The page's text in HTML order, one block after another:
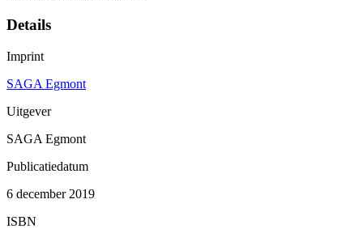
Details
Imprint
SAGA Egmont
Uitgever
SAGA Egmont
Publicatiedatum
6 december 2019
ISBN